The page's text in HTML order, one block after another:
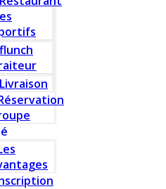
flunch
Livraison